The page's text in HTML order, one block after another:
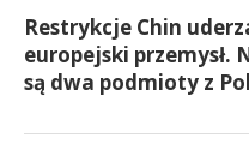
Restrykcje Chin
europejski przemysł.
są dwa podmioty z